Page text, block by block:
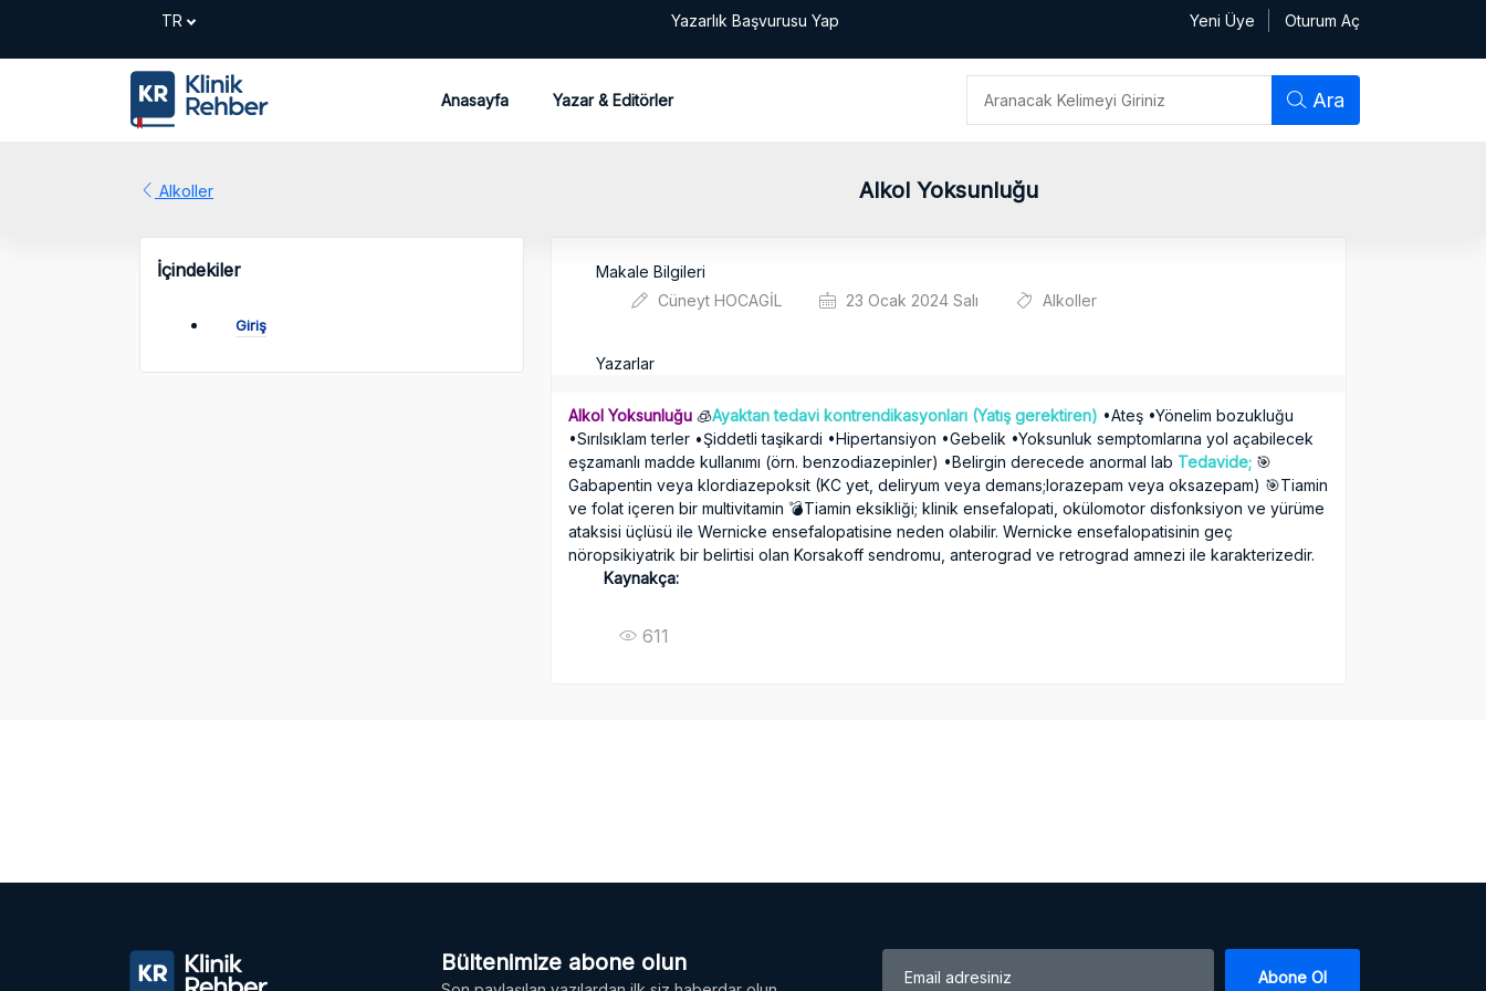
Yazarlık Başvurusu Yap Yeni Üye Oturum Aç
Anasayfa Yazar & Editörler Ara
Alkoller Alkol Yoksunluğu
İçindekiler
Giriş
Makale Bilgileri
Cüneyt HOCAGİL
23 Ocak 2024 Salı Alkoller
Yazarlar
Alkol Yoksunluğu 🧊Ayaktan tedavi kontrendikasyonları (Yatış gerektiren) •Ateş •Yönelim bozukluğu
•Sırılsıklam terler •Şiddetli taşikardi •Hipertansiyon •Gebelik •Yoksunluk semptomlarına yol açabilecek
eşzamanlı madde kullanımı (örn. benzodiazepinler) •Belirgin derecede anormal lab Tedavide; 🎯
Gabapentin veya klordiazepoksit (KC yet, deliryum veya demans;lorazepam veya oksazepam) 🎯Tiamin
ve folat içeren bir multivitamin 💣Tiamin eksikliği; klinik ensefalopati, okülomotor disfonksiyon ve yürüme
ataksisi üçlüsü ile Wernicke ensefalopatisine neden olabilir. Wernicke ensefalopatisinin geç
nöropsikiyatrik bir belirtisi olan Korsakoff sendromu, anterograd ve retrograd amnezi ile karakterizedir.
Kaynakça:
611
Bültenimize abone olun
Abone Ol